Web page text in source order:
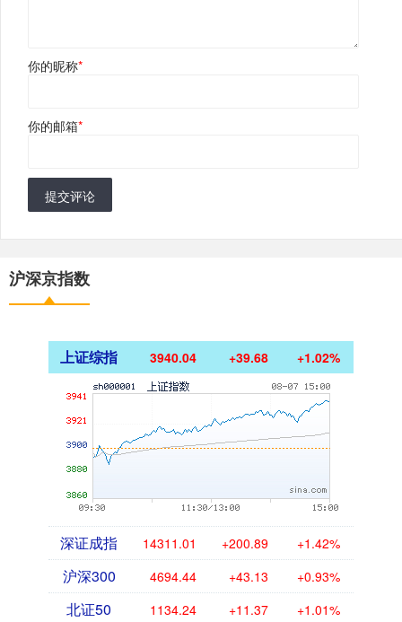
你的昵称*
你的邮箱*
提交评论
沪深京指数
上证综指 3940.04 +39.68 +1.02%
深证成指 14311.01 +200.89 +1.42%
沪深300 4694.44 +43.13 +0.93%
北证50 1134.24 +11.37 +1.01%